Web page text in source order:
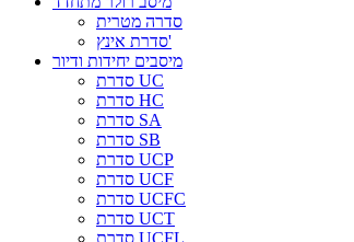
סדרה מטרית
סדרת אינץ'
מיסבים יחידות ודיור
סדרת UC
סדרת HC
סדרת SA
סדרת SB
סדרת UCP
סדרת UCF
סדרת UCFC
סדרת UCT
סדרת UCFL